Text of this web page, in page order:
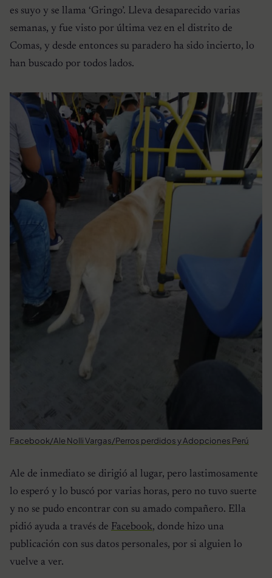
es suyo y se llama ‘Gringo’. Lleva desaparecido varias
semanas, y fue visto por última vez en el distrito de
Comas, y desde entonces su paradero ha sido incierto, lo
han buscado por todos lados.
Facebook/Ale Nolli Vargas/Perros perdidos y Adopciones Perú
Ale de inmediato se dirigió al lugar, pero lastimosamente
lo esperó y lo buscó por varias horas, pero no tuvo suerte
y no se pudo encontrar con su amado compañero. Ella
pidió ayuda a través de Facebook, donde hizo una
publicación con sus datos personales, por si alguien lo
vuelve a ver.